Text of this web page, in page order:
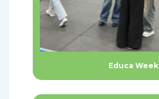
Educa Week